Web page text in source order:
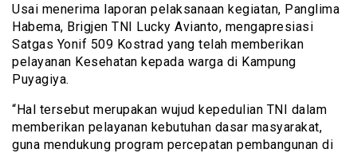
Usai menerima laporan pelaksanaan kegiatan, Panglima
Habema, Brigjen TNI Lucky Avianto, mengapresiasi
Satgas Yonif 509 Kostrad yang telah memberikan
pelayanan Kesehatan kepada warga di Kampung
Puyagiya.
“Hal tersebut merupakan wujud kepedulian TNI dalam
memberikan pelayanan kebutuhan dasar masyarakat,
guna mendukung program percepatan pembangunan di